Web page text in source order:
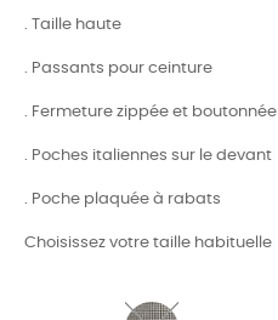
. Taille haute
. Passants pour ceinture
. Fermeture zippée et boutonnée
. Poches italiennes sur le devant
. Poche plaquée à rabats
Choisissez votre taille habituelle